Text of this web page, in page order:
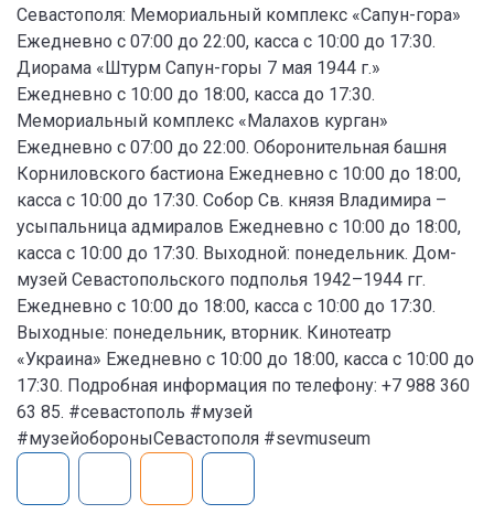
Севастополя: Мемориальный комплекс «Сапун-гора»
Ежедневно с 07:00 до 22:00, касса с 10:00 до 17:30.
Диорама «Штурм Сапун-горы 7 мая 1944 г.»
Ежедневно с 10:00 до 18:00, касса до 17:30.
Мемориальный комплекс «Малахов курган»
Ежедневно с 07:00 до 22:00. Оборонительная башня
Корниловского бастиона Ежедневно с 10:00 до 18:00,
касса с 10:00 до 17:30. Собор Св. князя Владимира –
усыпальница адмиралов Ежедневно с 10:00 до 18:00,
касса с 10:00 до 17:30. Выходной: понедельник. Дом-
музей Севастопольского подполья 1942–1944 гг.
Ежедневно с 10:00 до 18:00, касса с 10:00 до 17:30.
Выходные: понедельник, вторник. Кинотеатр
«Украина» Ежедневно с 10:00 до 18:00, касса с 10:00 до
17:30. Подробная информация по телефону: +7 988 360
63 85. #севастополь #музей
#музейобороныСевастополя #sevmuseum